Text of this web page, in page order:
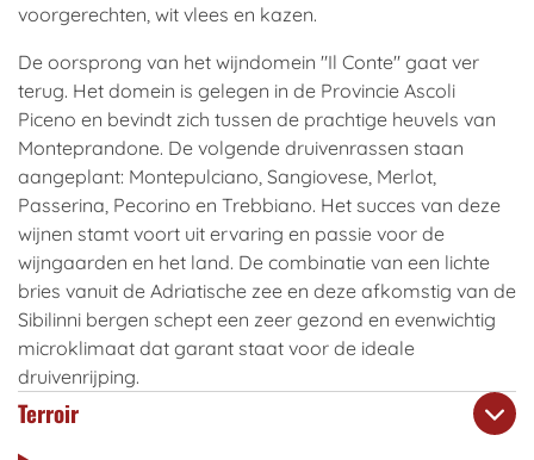
voorgerechten, wit vlees en kazen.
De oorsprong van het wijndomein "Il Conte" gaat ver
terug. Het domein is gelegen in de Provincie Ascoli
Piceno en bevindt zich tussen de prachtige heuvels van
Monteprandone. De volgende druivenrassen staan
aangeplant: Montepulciano, Sangiovese, Merlot,
Passerina, Pecorino en Trebbiano. Het succes van deze
wijnen stamt voort uit ervaring en passie voor de
wijngaarden en het land. De combinatie van een lichte
bries vanuit de Adriatische zee en deze afkomstig van de
Sibilinni bergen schept een zeer gezond en evenwichtig
microklimaat dat garant staat voor de ideale
druivenrijping.
Terroir